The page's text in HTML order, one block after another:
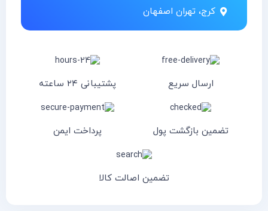
کرج، تهران اصفهان
ارسال سریع پشتیبانی ۲۴ ساعته
تضمین بازگشت پول پرداخت ایمن
تضمین اصالت کالا